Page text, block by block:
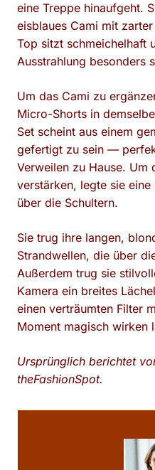
eine Treppe hinaufgeht.
eisblaues Cami mit
Top sitzt schmeichelhaft
Ausstrahlung besonders
Um das Cami zu
Micro-Shorts in
Set scheint aus einem
gefertigt zu sein —
Verweilen zu Hause. Um
verstärken, legte sie
über die Schultern.
Sie trug ihre langen,
Strandwellen, die über
Außerdem trug sie
Kamera ein breites
einen verträumten Filter
Moment magisch wirken
Ursprünglich berichtet
theFashionSpot.